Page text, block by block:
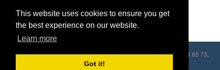
This website uses cookies to ensure you get
the best experience on our website.
Learn more
Got it!
LINKSletzte 2 Wochen
Es gibt keine Links anzuzeigen.
Copyleft © 2026 ZVPÖ, Praterstraße 54/8A, 1020 Wien, Tel.: 01/214 65 73,
E-Mail: zvpoe@aon.at